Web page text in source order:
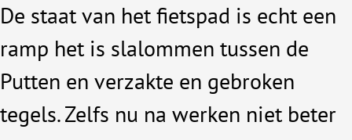
De staat van het fietspad is echt een
ramp het is slalommen tussen de
Putten en verzakte en gebroken
tegels. Zelfs nu na werken niet beter